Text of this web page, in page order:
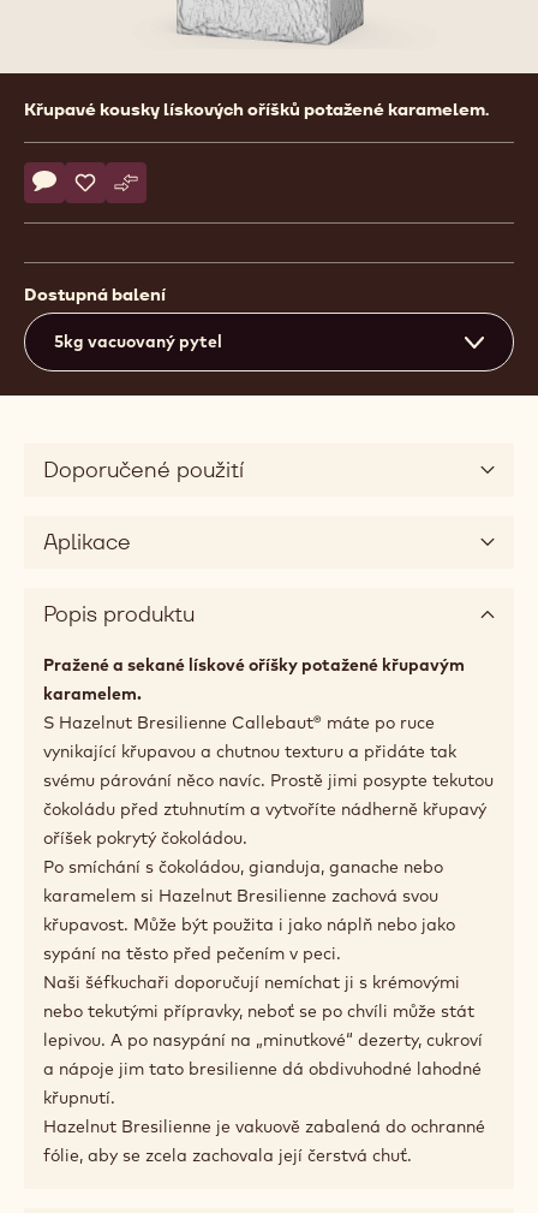
Product
information
Křupavé kousky lískových oříšků potažené karamelem.
Actions
Napsat komentář
- Hazelnut Bresilienne
Uložit
- Hazelnut Bresilienne
Srovnat
- Hazelnut Bresilienne
Dostupná balení
5kg vacuovaný pytel
Doporučené použití
Aplikace
Popis produktu
Pražené a sekané lískové oříšky potažené křupavým
karamelem.
S Hazelnut Bresilienne Callebaut® máte po ruce
vynikající křupavou a chutnou texturu a přidáte tak
svému párování něco navíc. Prostě jimi posypte tekutou
čokoládu před ztuhnutím a vytvoříte nádherně křupavý
oříšek pokrytý čokoládou.
Po smíchání s čokoládou, gianduja, ganache nebo
karamelem si Hazelnut Bresilienne zachová svou
křupavost. Může být použita i jako náplň nebo jako
sypání na těsto před pečením v peci.
Naši šéfkuchaři doporučují nemíchat ji s krémovými
nebo tekutými přípravky, neboť se po chvíli může stát
lepivou. A po nasypání na „minutkové“ dezerty, cukroví
a nápoje jim tato bresilienne dá obdivuhodné lahodné
křupnutí.
Hazelnut Bresilienne je vakuově zabalená do ochranné
fólie, aby se zcela zachovala její čerstvá chuť.